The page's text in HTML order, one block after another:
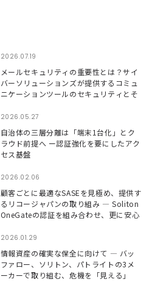
2026.07.19
メールセキュリティの重要性とは？サイ
バーソリューションズが提供するコミュ
ニケーションツールのセキュリティとそ
2026.05.27
自治体の三層分離は「端末1台化」とク
ラウド前提へ ー認証強化を要にしたアク
セス基盤
2026.02.06
顧客ごとに最適なSASEを見極め、提供す
るリコージャパンの取り組み ― Soliton
OneGateの認証を組み合わせ、更に安心
2026.01.29
情報資産の確実な保全に向けて ― バッ
ファロー、ソリトン、パトライトの3メ
ーカーで取り組む、危機を「見える」